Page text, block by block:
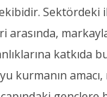
arasında,
katkıda
kurmanın